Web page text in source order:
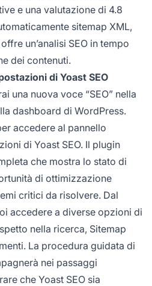
e una valutazione di 4.8
sitemap XML,
un’analisi SEO in tempo
dei contenuti.
di Yoast SEO
una nuova voce “SEO” nella
dashboard di WordPress.
accedere al pannello
di Yoast SEO. Il plugin
che mostra lo stato di
di ottimizzazione
critici da risolvere. Dal
accedere a diverse opzioni di
nella ricerca, Sitemap
La procedura guidata di
nei passaggi
che Yoast SEO sia